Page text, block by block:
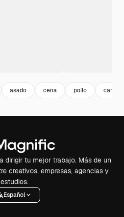
asado cena pollo
dirigir tu mejor trabajo. Más de un
creativos, empresas, agencias y
estudios.
Español